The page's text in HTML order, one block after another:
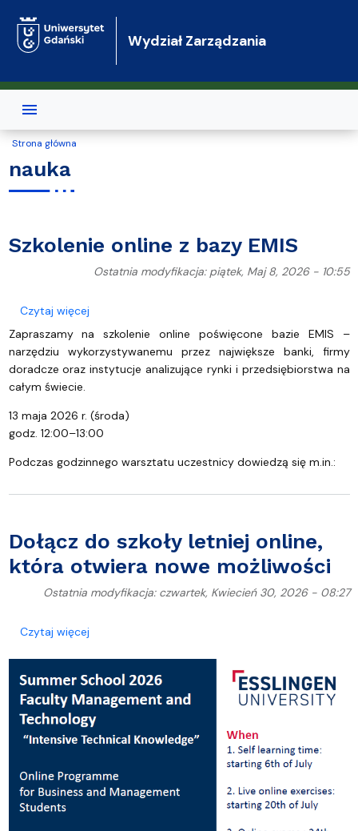
Wydział Zarządzania
Strona główna
nauka
Szkolenie online z bazy EMIS
Ostatnia modyfikacja: piątek, Maj 8, 2026 - 10:55
Czytaj więcejo Szkolenie online z bazy EMIS
Zapraszamy na szkolenie online poświęcone bazie EMIS –
narzędziu wykorzystywanemu przez największe banki, firmy
doradcze oraz instytucje analizujące rynki i przedsiębiorstwa na
całym świecie.
13 maja 2026 r. (środa)
godz. 12:00–13:00
Podczas godzinnego warsztatu uczestnicy dowiedzą się m.in.:
Dołącz do szkoły letniej online,
która otwiera nowe możliwości
Ostatnia modyfikacja: czwartek, Kwiecień 30, 2026 - 08:27
Czytaj więcejo Dołącz do szkoły letniej online, która otwiera